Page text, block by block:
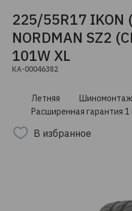
225/55R17 IKON
NORDMAN SZ2
101W XL
КА-00046382
Летняя
Расширенная гарантия
В избранное